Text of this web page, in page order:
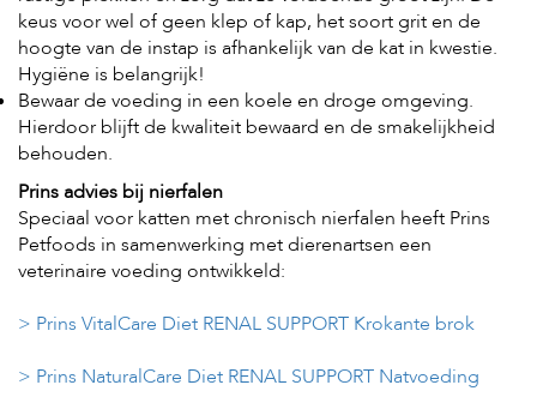
keus voor wel of geen klep of kap, het soort grit en de
hoogte van de instap is afhankelijk van de kat in kwestie.
Hygiëne is belangrijk!
Bewaar de voeding in een koele en droge omgeving.
Hierdoor blijft de kwaliteit bewaard en de smakelijkheid
behouden.
Prins advies bij nierfalen
Speciaal voor katten met chronisch nierfalen heeft Prins
Petfoods in samenwerking met dierenartsen een
veterinaire voeding ontwikkeld:
> Prins VitalCare Diet RENAL SUPPORT Krokante brok
> Prins NaturalCare Diet RENAL SUPPORT Natvoeding